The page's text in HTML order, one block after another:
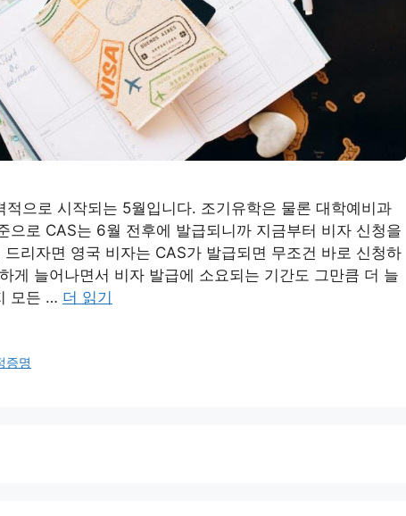
으로 시작되는 5월입니다. 조기유학은 물론 대학예비과
으로 CAS는 6월 전후에 발급되니까 지금부터 비자 신청을
리자면 영국 비자는 CAS가 발급되면 무조건 바로 신청하
게 늘어나면서 비자 발급에 소요되는 기간도 그만큼 더 늘
모든 … 더 읽기
증명